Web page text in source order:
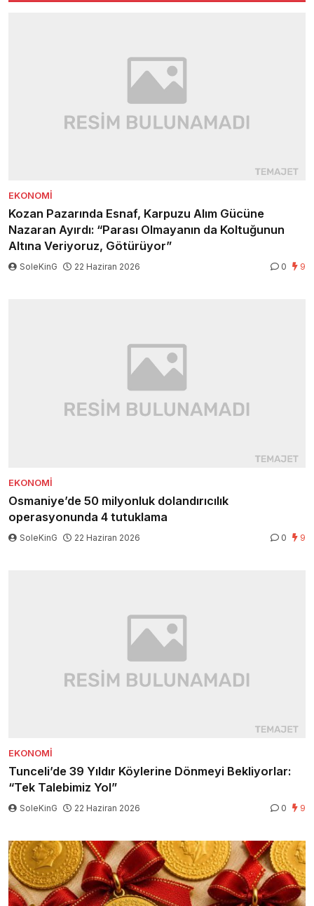
EKONOMI
Kozan Pazarında Esnaf, Karpuzu Alım Gücüne
Nazaran Ayırdı: “Parası Olmayanın da Koltuğunun
Altına Veriyoruz, Götürüyor”
SoleKinG 22 Haziran 2026 0 9
EKONOMI
Osmaniye’de 50 milyonluk dolandırıcılık
operasyonunda 4 tutuklama
SoleKinG 22 Haziran 2026 0 9
EKONOMI
Tunceli’de 39 Yıldır Köylerine Dönmeyi Bekliyorlar:
“Tek Talebimiz Yol”
SoleKinG 22 Haziran 2026 0 9